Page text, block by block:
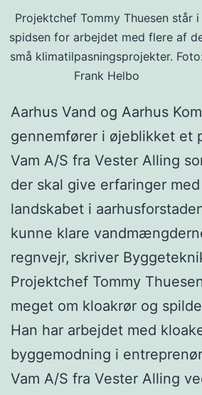
Projektchef Tommy Thuesen står i
spidsen for arbejdet med flere af
små klimatilpasningsprojekter. Foto:
Frank Helbo
Aarhus Vand og Aarhus
gennemfører i øjeblikket et
Vam A/S fra Vester Alling
der skal give erfaringer
landskabet i
kunne klare
regnvejr, skriver
Projektchef Tommy
meget om kloakrør og
Han har arbejdet med
byggemodning i
Vam A/S fra Vester Alling